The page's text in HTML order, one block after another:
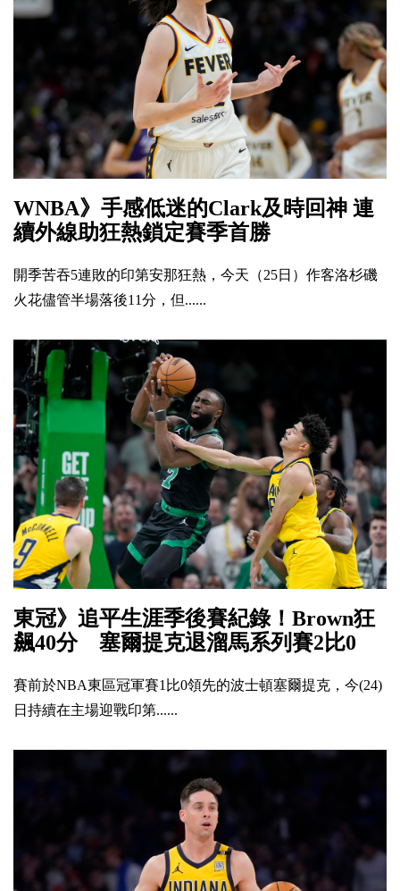
WNBA》手感低迷的Clark及時回神 連
續外線助狂熱鎖定賽季首勝
開季苦吞5連敗的印第安那狂熱，今天（25日）作客洛杉磯
火花儘管半場落後11分，但......
東冠》追平生涯季後賽紀錄！Brown狂
飆40分 塞爾提克退溜馬系列賽2比0
賽前於NBA東區冠軍賽1比0領先的波士頓塞爾提克，今(24)
日持續在主場迎戰印第......